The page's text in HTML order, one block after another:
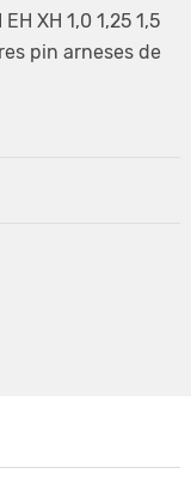
XH 1,0 1,25 1,5
pin arneses de